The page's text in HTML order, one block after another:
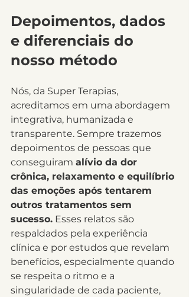
Depoimentos, dados
e diferenciais do
nosso método
Nós, da Super Terapias,
acreditamos em uma abordagem
integrativa, humanizada e
transparente. Sempre trazemos
depoimentos de pessoas que
conseguiram alívio da dor
crônica, relaxamento e equilíbrio
das emoções após tentarem
outros tratamentos sem
sucesso. Esses relatos são
respaldados pela experiência
clínica e por estudos que revelam
benefícios, especialmente quando
se respeita o ritmo e a
singularidade de cada paciente,